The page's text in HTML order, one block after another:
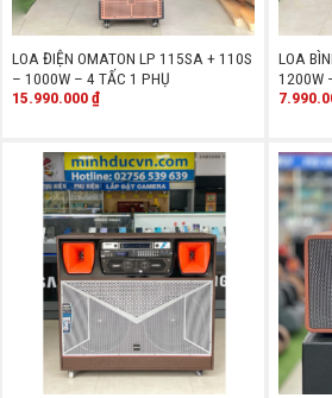
LOA ĐIỆN OMATON LP 115SA + 110S
– 1000W – 4 TẤC 1 PHỤ
15.990.000₫
LOA
1200W